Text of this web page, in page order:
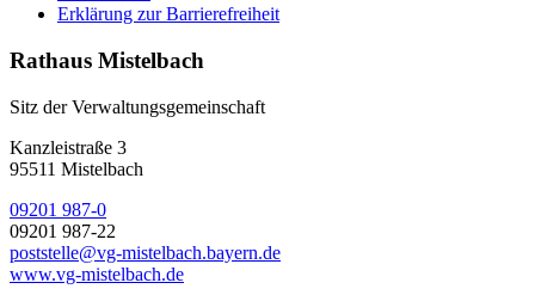
Erklärung zur Barrierefreiheit
Rathaus Mistelbach
Sitz der Verwaltungsgemeinschaft
Kanzleistraße 3
95511 Mistelbach
09201 987-0
09201 987-22
poststelle@vg-mistelbach.bayern.de
www.vg-mistelbach.de